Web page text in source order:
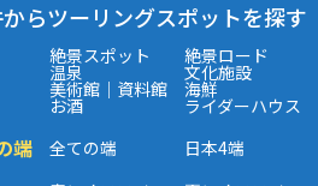
らツーリングスポットを探す
絶景スポット 絶景ロード
温泉 文化施設
美術館｜資料館 海鮮
お酒 ライダーハウス
端 全ての端 日本4端